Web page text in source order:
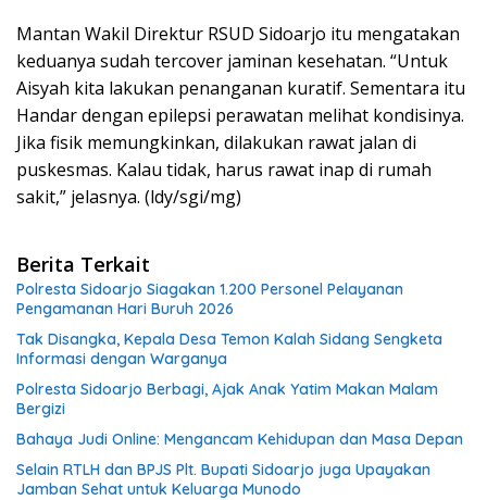
Mantan Wakil Direktur RSUD Sidoarjo itu mengatakan
keduanya sudah tercover jaminan kesehatan. “Untuk
Aisyah kita lakukan penanganan kuratif. Sementara itu
Handar dengan epilepsi perawatan melihat kondisinya.
Jika fisik memungkinkan, dilakukan rawat jalan di
puskesmas. Kalau tidak, harus rawat inap di rumah
sakit,” jelasnya. (ldy/sgi/mg)
Berita Terkait
Polresta Sidoarjo Siagakan 1.200 Personel Pelayanan
Pengamanan Hari Buruh 2026
Tak Disangka, Kepala Desa Temon Kalah Sidang Sengketa
Informasi dengan Warganya
Polresta Sidoarjo Berbagi, Ajak Anak Yatim Makan Malam
Bergizi
Bahaya Judi Online: Mengancam Kehidupan dan Masa Depan
Selain RTLH dan BPJS Plt. Bupati Sidoarjo juga Upayakan
Jamban Sehat untuk Keluarga Munodo